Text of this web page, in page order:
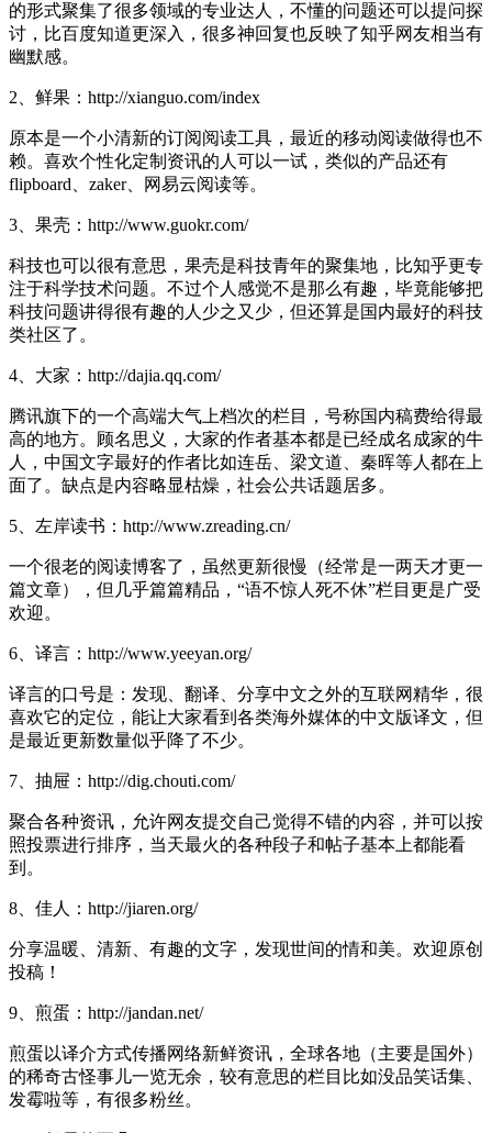
的形式聚集了很多领域的专业达人，不懂的问题还可以提问探
讨，比百度知道更深入，很多神回复也反映了知乎网友相当有
幽默感。
2、鲜果：http://xianguo.com/index
原本是一个小清新的订阅阅读工具，最近的移动阅读做得也不
赖。喜欢个性化定制资讯的人可以一试，类似的产品还有
flipboard、zaker、网易云阅读等。
3、果壳：http://www.guokr.com/
科技也可以很有意思，果壳是科技青年的聚集地，比知乎更专
注于科学技术问题。不过个人感觉不是那么有趣，毕竟能够把
科技问题讲得很有趣的人少之又少，但还算是国内最好的科技
类社区了。
4、大家：http://dajia.qq.com/
腾讯旗下的一个高端大气上档次的栏目，号称国内稿费给得最
高的地方。顾名思义，大家的作者基本都是已经成名成家的牛
人，中国文字最好的作者比如连岳、梁文道、秦晖等人都在上
面了。缺点是内容略显枯燥，社会公共话题居多。
5、左岸读书：http://www.zreading.cn/
一个很老的阅读博客了，虽然更新很慢（经常是一两天才更一
篇文章），但几乎篇篇精品，“语不惊人死不休”栏目更是广受
欢迎。
6、译言：http://www.yeeyan.org/
译言的口号是：发现、翻译、分享中文之外的互联网精华，很
喜欢它的定位，能让大家看到各类海外媒体的中文版译文，但
是最近更新数量似乎降了不少。
7、抽屉：http://dig.chouti.com/
聚合各种资讯，允许网友提交自己觉得不错的内容，并可以按
照投票进行排序，当天最火的各种段子和帖子基本上都能看
到。
8、佳人：http://jiaren.org/
分享温暖、清新、有趣的文字，发现世间的情和美。欢迎原创
投稿！
9、煎蛋：http://jandan.net/
煎蛋以译介方式传播网络新鲜资讯，全球各地（主要是国外）
的稀奇古怪事儿一览无余，较有意思的栏目比如没品笑话集、
发霉啦等，有很多粉丝。